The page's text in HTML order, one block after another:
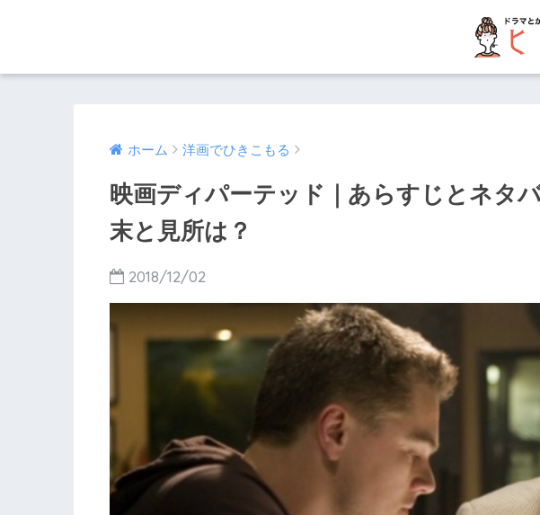
ホーム 洋画でひきこもる
映画ディパーテッド｜あらすじとネタ
末と見所は？
2018/12/02